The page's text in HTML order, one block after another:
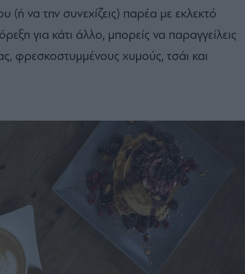
(ή να την συνεχίζεις) παρέα με εκλεκτό
για κάτι άλλο, μπορείς να παραγγείλεις
φρεσκοστυμμένους χυμούς, τσάι και